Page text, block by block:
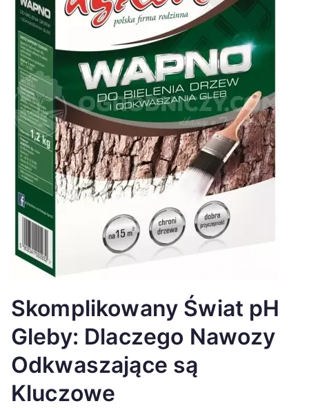
Skomplikowany Świat pH
Gleby: Dlaczego Nawozy
Odkwaszające są
Kluczowe